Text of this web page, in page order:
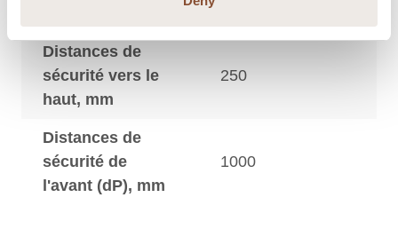
Distances de
sécurité vers le
haut, mm
250
Distances de
sécurité de
l'avant (dP), mm
1000